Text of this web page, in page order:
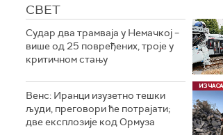
СВЕТ
Судар два трамваја у Немачкој –
више од 25 повређених, троје у
критичном стању
Венс: Иранци изузетно тешки
људи, преговори ће потрајати;
две експлозије код Ормуза